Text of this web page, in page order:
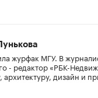
журфак МГУ. В
- редактор «РБК-
архитектуру, дизайн и